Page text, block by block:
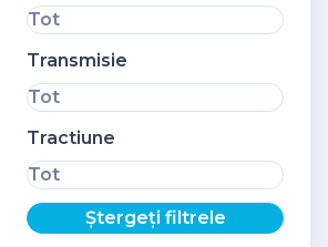
Tot
Transmisie
Tot
Tractiune
Tot
Ștergeți filtrele